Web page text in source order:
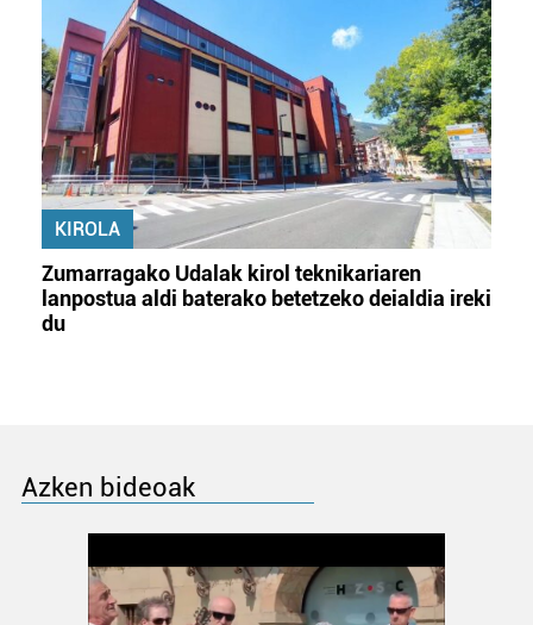
KIROLA
Zumarragako Udalak kirol teknikariaren
lanpostua aldi baterako betetzeko deialdia ireki
du
Azken bideoak